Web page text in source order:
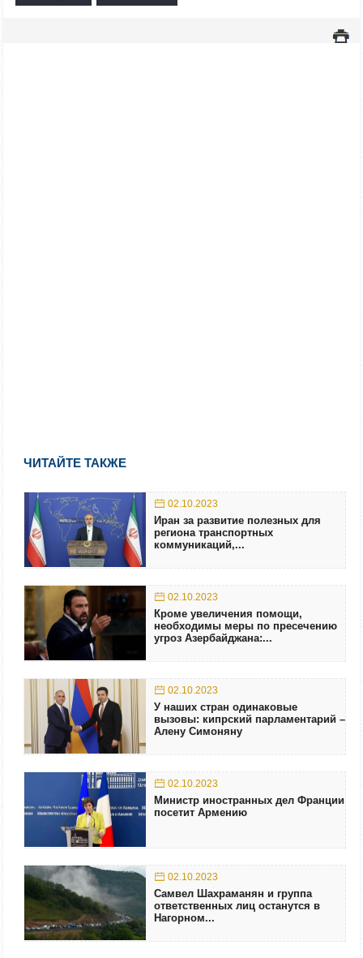
ЧИТАЙТЕ ТАКЖЕ
02.10.2023
Иран за развитие полезных для
региона транспортных
коммуникаций,...
02.10.2023
Кроме увеличения помощи,
необходимы меры по пресечению
угроз Азербайджана:...
02.10.2023
У наших стран одинаковые
вызовы: кипрский парламентарий –
Алену Симоняну
02.10.2023
Министр иностранных дел Франции
посетит Армению
02.10.2023
Самвел Шахраманян и группа
ответственных лиц останутся в
Нагорном...